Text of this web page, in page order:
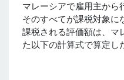
マレーシアで雇用主から
そのすべてが課税対象に
課税される評価額は、マ
た以下の計算式で算定し